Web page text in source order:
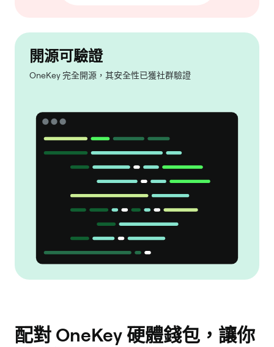
開源可驗證
OneKey 完全開源，其安全性已獲社群驗證
配對 OneKey 硬體錢包，讓你